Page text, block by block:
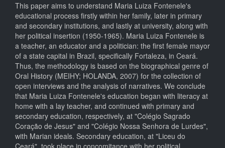
This paper aims to understand Maria Luiza Fontenele's
educational process firstly within her family, later in primary
and secondary institutions, and lastly at university, along with
her political insertion (1950-1965). Maria Luiza Fontenele is
a teacher, an educator and a politician: the first female mayor
of a state capital in Brazil, specifically Fortaleza, in Ceará.
Thus, the methodology is based on the biographical genre of
Oral History (MEIHY; HOLANDA, 2007) for the collection of
open interviews and the analysis of narratives. We conclude
that Maria Luiza Fontenele's education began with literacy at
home with a lay teacher, and continued with primary and
secondary education, respectively, at "Colégio Sagrado
Coração de Jesus" and "Colégio Nossa Senhora de Lurdes",
with Marian ideals. Secondary education, at "Liceu do